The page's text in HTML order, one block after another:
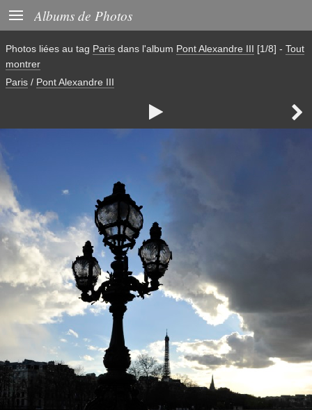
 Albums de Photos
Photos liées au tag Paris dans l'album Pont Alexandre III [1/8] - Tout
montrer
Paris / Pont Alexandre III
 